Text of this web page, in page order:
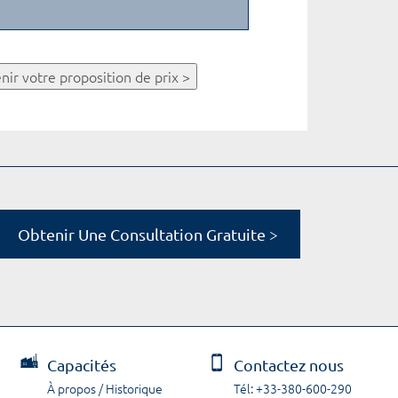
votre proposition de prix >
Obtenir Une Consultation Gratuite >
Capacités
À propos / Historique
Contactez nous
Tél: +33-380-600-290